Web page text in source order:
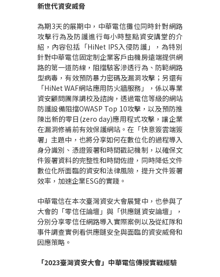
新世代資安威脅
為期3天的展期中，中華電信攤位同時針對網路
攻擊行為及防護進行每小時整點資安講堂的介
紹，內容包括「HiNet IPS入侵防護」，為特別
針對中華電信固定制企業客戶由機房遠端提供網
路的第一道防線，阻擋駭客滲透行為、防範網路
型病毒，有效預防暴力密碼及漏洞攻擊；另還有
「HiNet WAF網站應用防火牆服務」，係以專業
資安顧問團隊調校及諮詢，透過電信等級的網站
防護設備阻擋OWASP Top 10攻擊，以及預防推
陳出新的零日 (zero day)應用程式攻擊，讓企業
在漏洞修補前有效保護網站。在「快意簽雲端簽
署」主題中，也將分享如何在數位化的過程導入
身分識別、憑證簽署和時間戳記機制，以確保文
件簽署資料的完整性和時間佐證，同時降低文件
數位化所面臨的資安和法律風險，提升文件簽署
效率，加速企業ESG的實踐。
中華電信在本次臺灣資安大會展覽中，也參與了
大會的「零信任論壇」與「供應鏈資安論壇」，
分別分享零信任網路導入實際案例以及從紅隊和
事件調查實例看供應鏈安全與面臨的資安威脅和
因應策略。
「2023臺灣資安大會」中華電信傳授實戰經驗